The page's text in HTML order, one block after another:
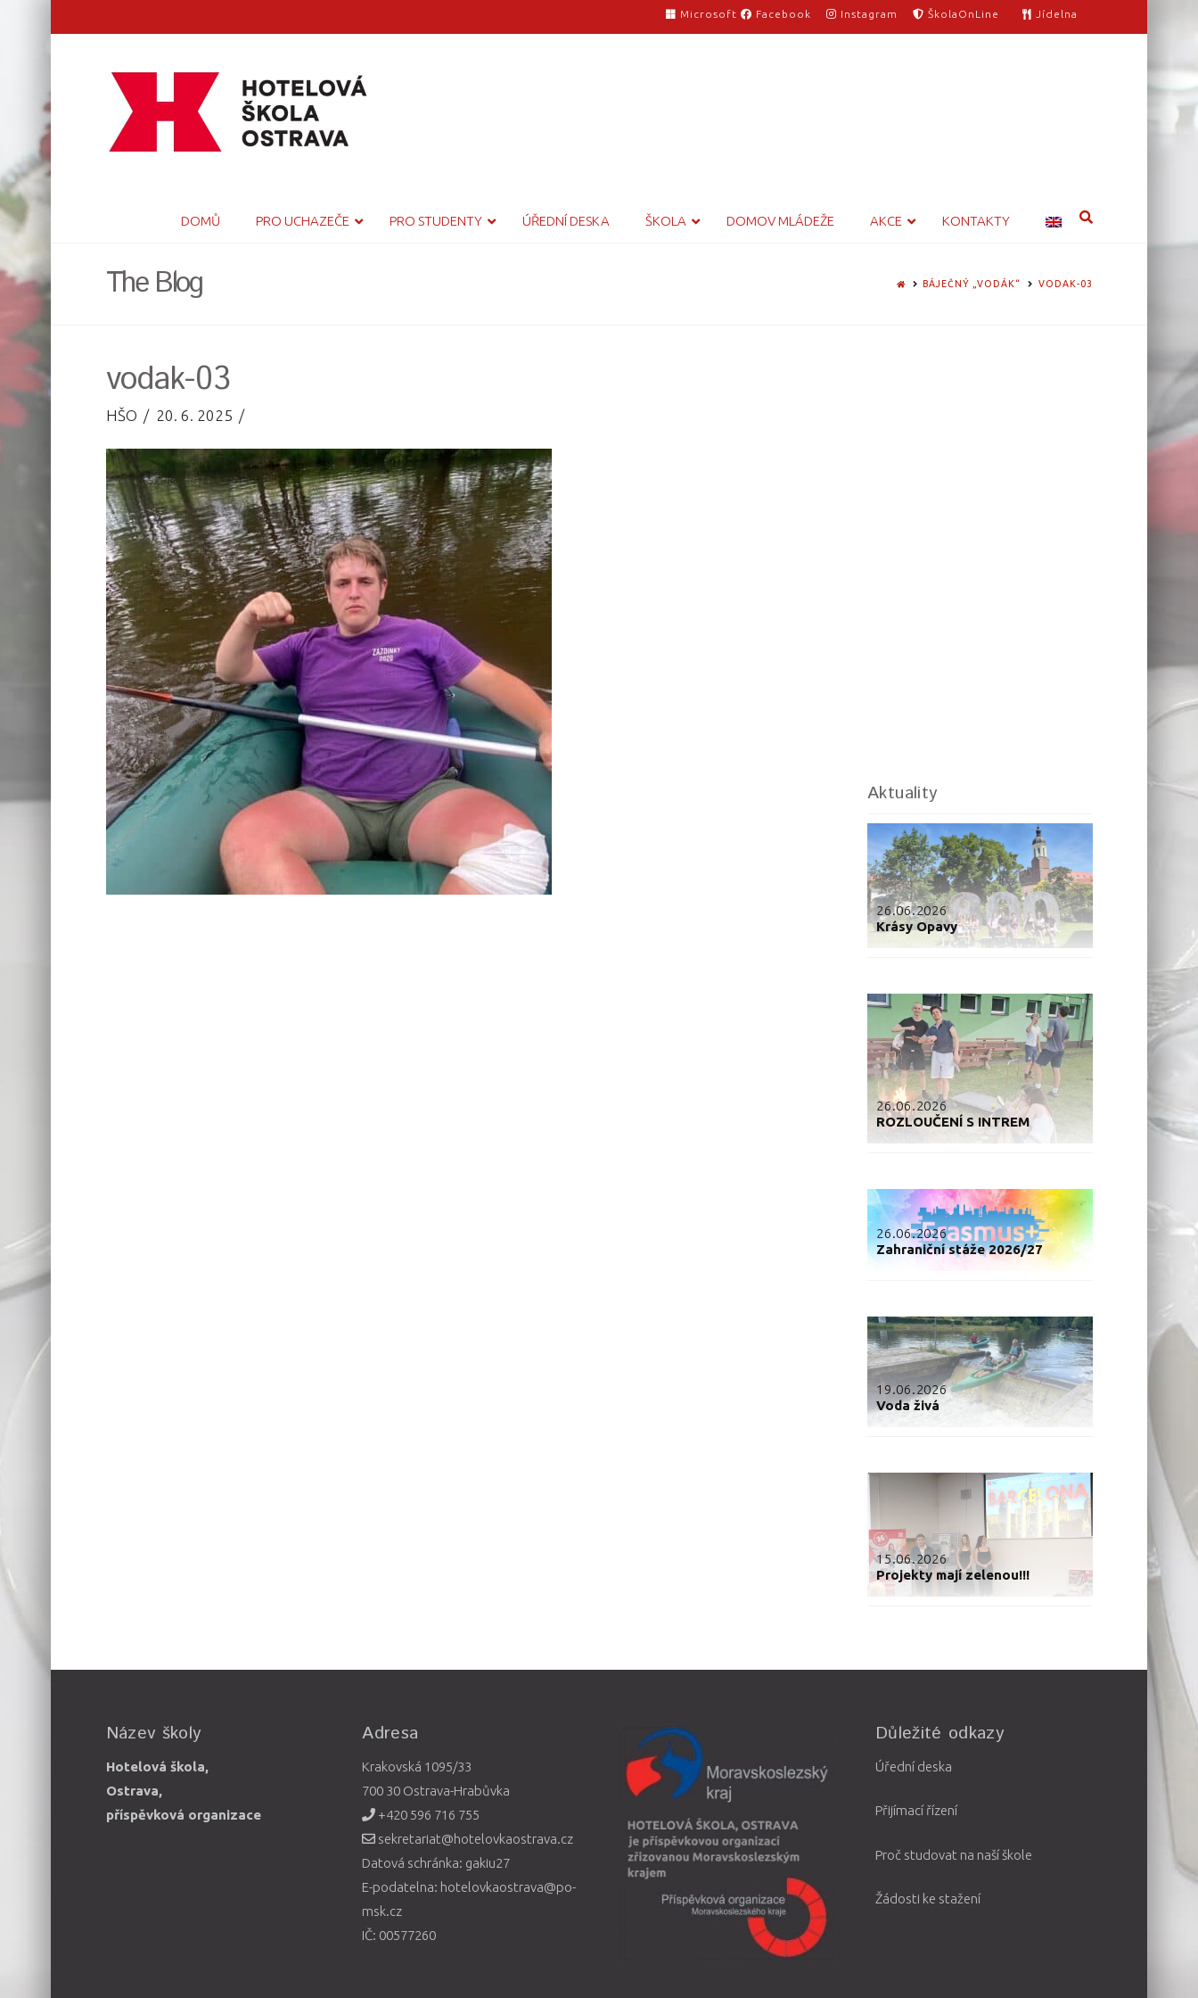
Microsoft Facebook Instagram ŠkolaOnLine Jídelna
DOMŮ PRO UCHAZEČE PRO STUDENTY ÚŘEDNÍ DESKA ŠKOLA DOMOV MLÁDEŽE AKCE KONTAKTY
The Blog HOMEBÁJEČNÝ „VODÁK“ VODAK-03
vodak-03
HŠO 20. 6. 2025
Aktuality
26.06.2026
Krásy Opavy
26.06.2026
ROZLOUČENÍ S INTREM
26.06.2026
Zahraniční stáže 2026/27
19.06.2026
Voda živá
15.06.2026
Projekty mají zelenou!!!
Název školy
Hotelová škola,
Ostrava,
příspěvková organizace
Adresa
Krakovská 1095/33
700 30 Ostrava-Hrabůvka
+420 596 716 755
sekretariat@hotelovkaostrava.cz
Datová schránka: gakiu27
E-podatelna: hotelovkaostrava@po-
msk.cz
IČ: 00577260
Důležité odkazy
Úřední deska
Přijímací řízení
Proč studovat na naší škole
Žádosti ke stažení